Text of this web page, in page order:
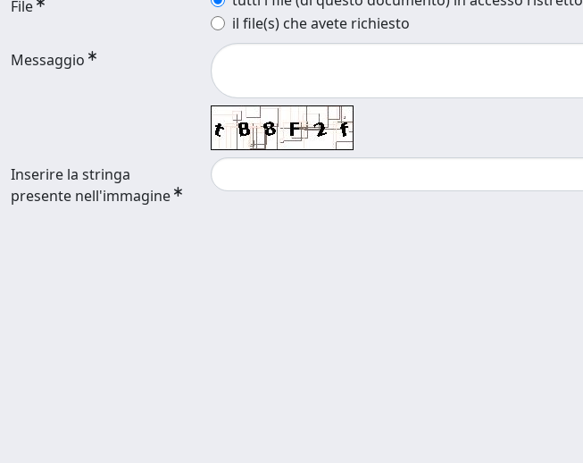
File
il file(s) che avete richiesto
Messaggio
Inserire la stringa
presente nell'immagine